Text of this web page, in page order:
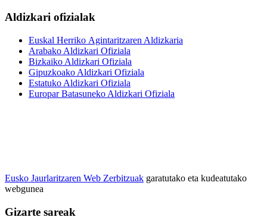
Aldizkari ofizialak
Euskal Herriko Agintaritzaren Aldizkaria
Arabako Aldizkari Ofiziala
Bizkaiko Aldizkari Ofiziala
Gipuzkoako Aldizkari Ofiziala
Estatuko Aldizkari Ofiziala
Europar Batasuneko Aldizkari Ofiziala
Eusko Jaurlaritzaren Web Zerbitzuak garatutako eta kudeatutako
webgunea
Gizarte sareak